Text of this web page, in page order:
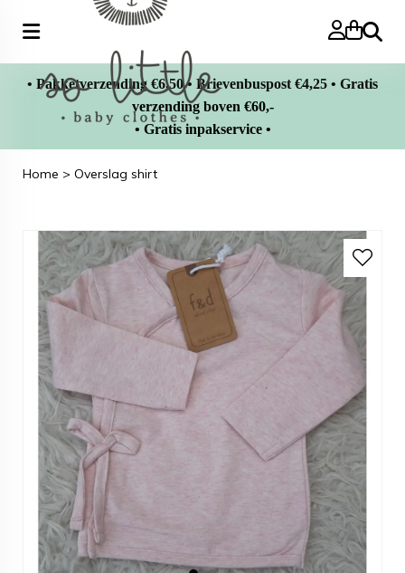
Zoeken
• Pakketverzending €6,50 • Brievenbuspost €4,25 • Gratis
verzending boven €60,-
• Gratis inpakservice •
Home > Overslag shirt